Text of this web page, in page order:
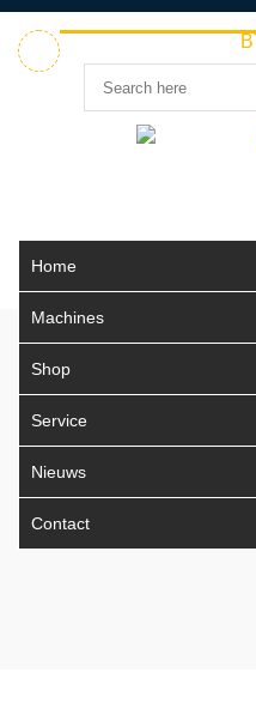
Home
Machines
Shop
Service
Nieuws
Contact